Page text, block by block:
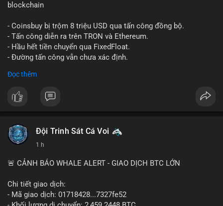
blockchain
- Coinsbuy bị trộm 8 triệu USD qua tấn công đồng bộ.
- Tấn công diễn ra trên TRON và Ethereum.
- Hầu hết tiền chuyển qua FixedFloat.
- Đường tấn công vẫn chưa xác định.
#binancesquare
$trx $eth
📰 Nguồn: CoinDesk
Đọc thêm
Đội Trinh Sát Cá Voi
1 h
🚨 CẢNH BÁO WHALE ALERT - GIAO DỊCH BTC LỚN
Chi tiết giao dịch:
- Mã giao dịch: 01718428...7327fe52